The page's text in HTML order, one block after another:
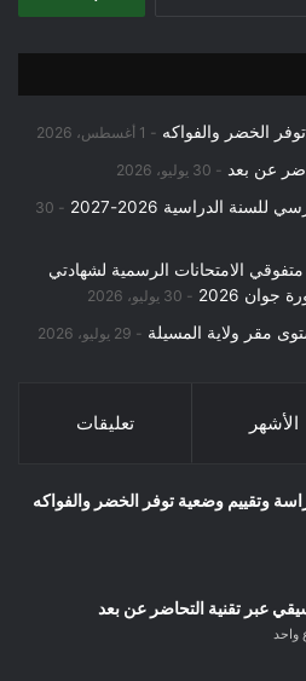
الخضر والفواكه 1 أغسطس، 2026
عن بعد 30 يوليو، 2026
الدراسية 2026-2027
30
متفوقي الامتحانات الرسمية لشهادتي
2026
30 يوليو، 2026
مقر ولاية المسيلة 29 يوليو، 2026
الأشهر تعليقات
وتقييم وضعية توفر الخضر والفواكه
عبر تقنية التحاضر عن بعد
واحد